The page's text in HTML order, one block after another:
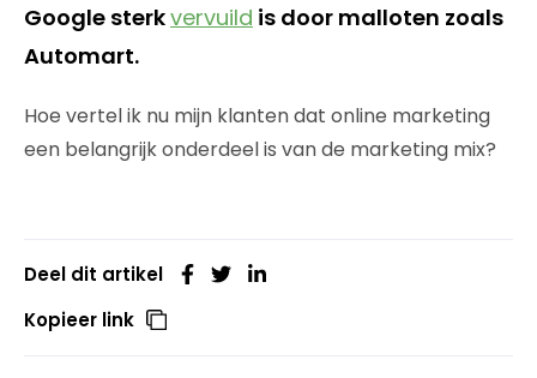
Google sterkvervuild is door malloten zoals
Automart.
Hoe vertel ik nu mijn klanten dat online marketing
een belangrijk onderdeel is van de marketing mix?
Deel dit artikel
Kopieer link